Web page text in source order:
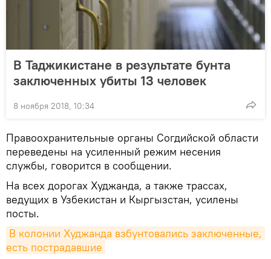
В Таджикистане в результате бунта
заключенных убиты 13 человек
8 ноября 2018, 10:34
Правоохранительные органы Согдийской области
переведены на усиленный режим несения
службы, говорится в сообщении.
На всех дорогах Худжанда, а также трассах,
ведущих в Узбекистан и Кыргызстан, усилены
посты.
В колонии Худжанда взбунтовались заключенные,
есть пострадавшие